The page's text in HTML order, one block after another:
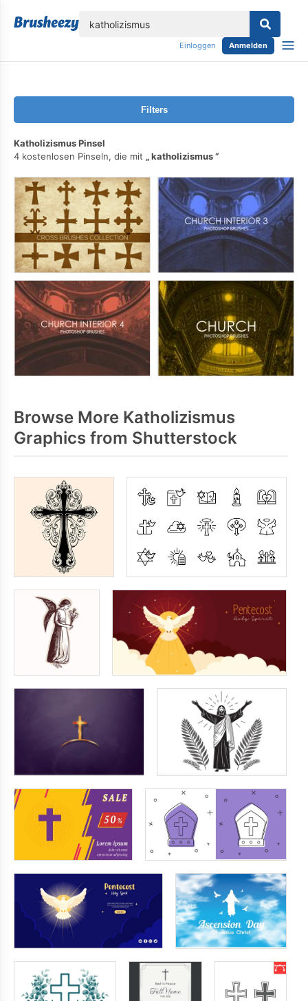
Einloggen Anmelden
Filters
Katholizismus Pinsel
4 kostenlosen Pinseln, die mit
katholizismus
Browse More Katholizismus
Graphics from Shutterstock